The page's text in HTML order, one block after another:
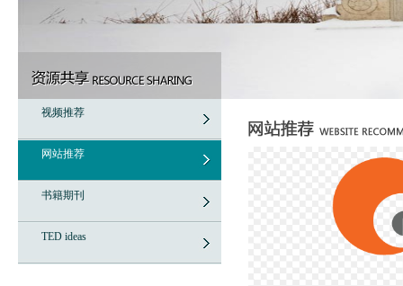
视频推荐
网站推荐
书籍期刊
TED ideas